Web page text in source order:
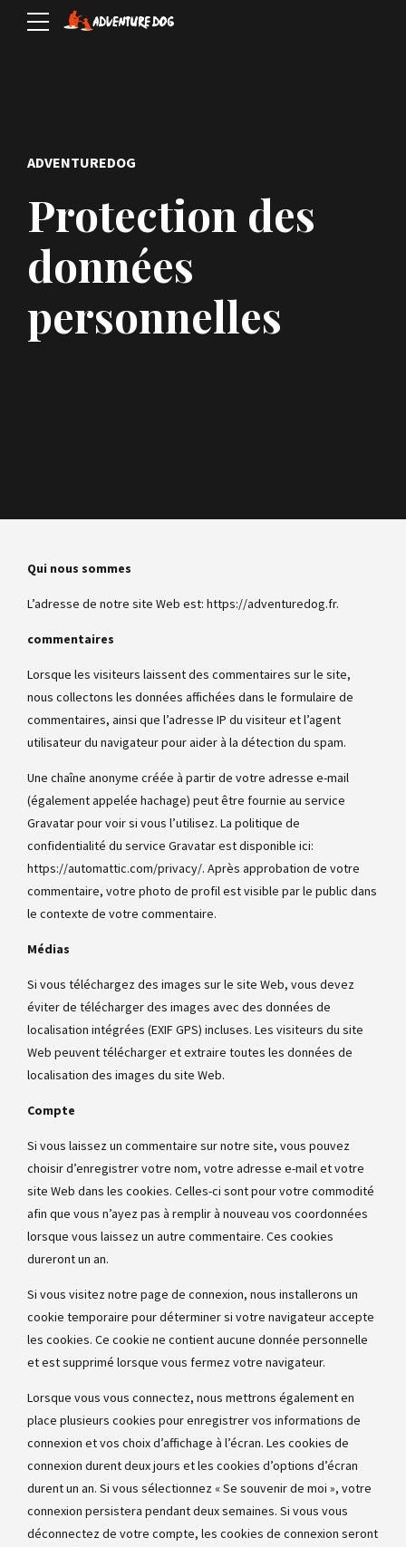
ADVENTUREDOG
Protection des
données
personnelles
Qui nous sommes
L’adresse de notre site Web est: https://adventuredog.fr.
commentaires
Lorsque les visiteurs laissent des commentaires sur le site,
nous collectons les données affichées dans le formulaire de
commentaires, ainsi que l’adresse IP du visiteur et l’agent
utilisateur du navigateur pour aider à la détection du spam.
Une chaîne anonyme créée à partir de votre adresse e-mail
(également appelée hachage) peut être fournie au service
Gravatar pour voir si vous l’utilisez. La politique de
confidentialité du service Gravatar est disponible ici:
https://automattic.com/privacy/. Après approbation de votre
commentaire, votre photo de profil est visible par le public dans
le contexte de votre commentaire.
Médias
Si vous téléchargez des images sur le site Web, vous devez
éviter de télécharger des images avec des données de
localisation intégrées (EXIF GPS) incluses. Les visiteurs du site
Web peuvent télécharger et extraire toutes les données de
localisation des images du site Web.
Compte
Si vous laissez un commentaire sur notre site, vous pouvez
choisir d’enregistrer votre nom, votre adresse e-mail et votre
site Web dans les cookies. Celles-ci sont pour votre commodité
afin que vous n’ayez pas à remplir à nouveau vos coordonnées
lorsque vous laissez un autre commentaire. Ces cookies
dureront un an.
Si vous visitez notre page de connexion, nous installerons un
cookie temporaire pour déterminer si votre navigateur accepte
les cookies. Ce cookie ne contient aucune donnée personnelle
et est supprimé lorsque vous fermez votre navigateur.
Lorsque vous vous connectez, nous mettrons également en
place plusieurs cookies pour enregistrer vos informations de
connexion et vos choix d’affichage à l’écran. Les cookies de
connexion durent deux jours et les cookies d’options d’écran
durent un an. Si vous sélectionnez « Se souvenir de moi », votre
connexion persistera pendant deux semaines. Si vous vous
déconnectez de votre compte, les cookies de connexion seront